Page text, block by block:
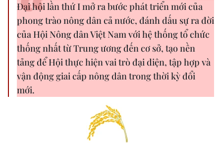
Đại hội lần thứ I mở ra bước phát triển mới của
phong trào nông dân cả nước, đánh dấu sự ra đời
của Hội Nông dân Việt Nam với hệ thống tổ chức
thống nhất từ Trung ương đến cơ sở, tạo nền
tảng để Hội thực hiện vai trò đại diện, tập hợp và
vận động giai cấp nông dân trong thời kỳ đổi
mới.